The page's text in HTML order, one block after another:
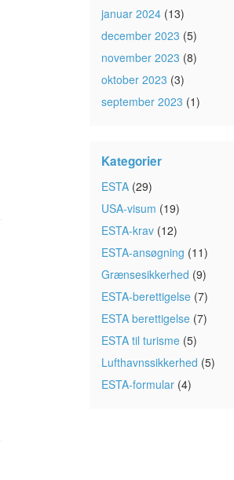
januar 2024 (13)
december 2023 (5)
november 2023 (8)
oktober 2023 (3)
september 2023 (1)
Kategorier
ESTA (29)
USA-visum (19)
ESTA-krav (12)
ESTA-ansøgning (11)
Grænsesikkerhed (9)
ESTA-berettigelse (7)
ESTA berettigelse (7)
ESTA til turisme (5)
Lufthavnssikkerhed (5)
ESTA-formular (4)